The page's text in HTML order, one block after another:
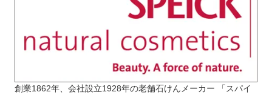
創業1862年、会社設立1928年の老舗石けんメーカー 「スパイ